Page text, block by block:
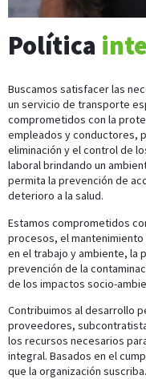
Política
Buscamos satisfacer las
un servicio de transporte
comprometidos con la
empleados y conductores,
eliminación y el control de
laboral brindando un
permita la prevención de
deterioro a la salud.
Estamos comprometidos
procesos, el
en el trabajo y ambiente, la
prevención de la
de los impactos socio-
Contribuimos al desarrollo
proveedores,
los recursos necesarios
integral. Basados en el
que la organización